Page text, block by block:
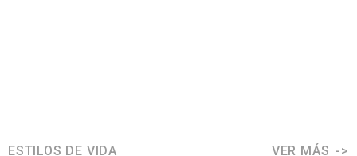
ESTILOS DE VIDA VER MÁS